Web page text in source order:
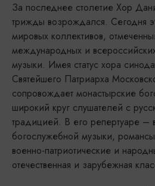
За последнее столетие Хор
трижды возрождался. Сегодня
мировых коллективов,
международных и
музыки. Имея статус хора
Святейшего Патриарха
сопровождает монастырские
широкий круг слушателей с
традицией. В его репертуаре –
богослужебной музыки,
военно-патриотические и
отечественная и зарубежная